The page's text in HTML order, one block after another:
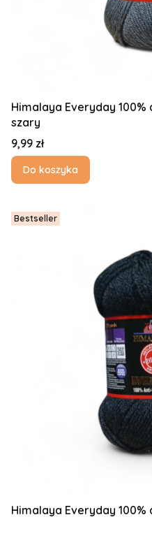
Himalaya Everyday 100%
szary
Cena
9,99 zł
Do koszyka
Bestseller
Himalaya Everyday